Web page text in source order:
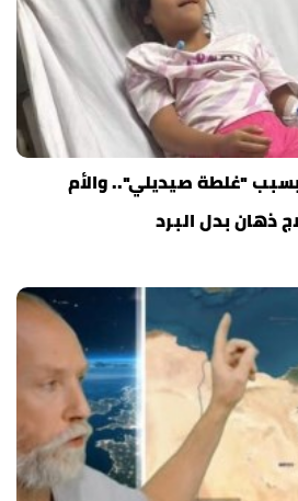
"غلطة صيديلي".. والأم
ذهان بدل البرد